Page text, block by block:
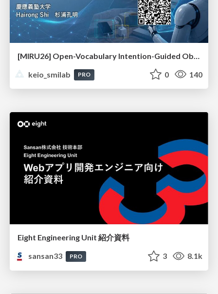
keio_smilab
PRO 0 140
Eight Engineering Unit 紹介資料
sansan33
PRO 3 8.1k